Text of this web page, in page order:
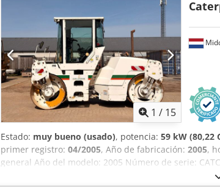
1 / 15
Estado: muy bueno (usado), potencia: 59 kW (80,22
primer registro: 04/2005, Año de fabricación: 2005,
general Año del modelo: 2005 Número de serie:
cilindros: 4 Cilindrada del motor: 4.400 cc Tracción:
de trabajo: 150 cm Estado Estado técnico: Muy